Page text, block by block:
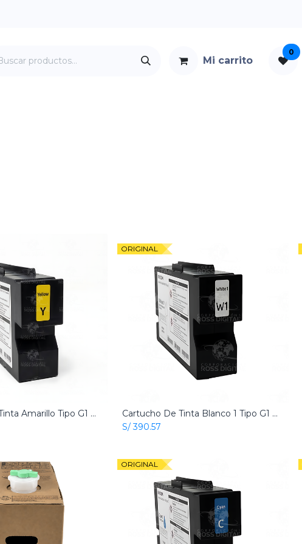
Mi carrito
0
Add to Cart
Cartucho De Tinta Amarillo Tipo G1 Origial Para RICOH RI 1000 - RI 2000 Textil
ORIGINAL
Add to Cart
Cartucho De Tinta Blanco 1 Tipo G1 Origial Para RICOH RI 1000 - RI 2000 Textil
S/390.57
ORIGINAL